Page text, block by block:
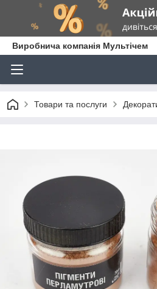
Виробнича компанія Мультічем
Товари та послуги